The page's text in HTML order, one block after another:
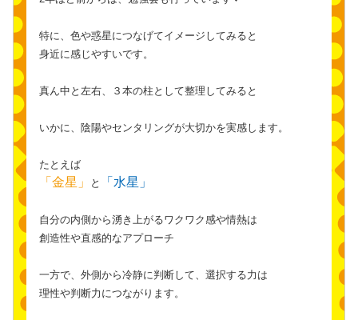
特に、色や惑星につなげてイメージしてみると
身近に感じやすいです。
真ん中と左右、３本の柱として整理してみると
いかに、陰陽やセンタリングが大切かを実感します。
たとえば
「金星」 と 「水星」
自分の内側から湧き上がるワクワク感や情熱は
創造性や直感的なアプローチ
一方で、外側から冷静に判断して、選択する力は
理性や判断力につながります。